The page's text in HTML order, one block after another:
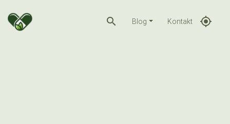
search Blog Kontakt gps_fixed